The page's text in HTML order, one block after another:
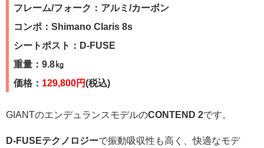
フレーム/フォーク：アルミ/カーボン
コンポ：Shimano Claris 8s
シートポスト：D-FUSE
重量：9.8㎏
価格： 129,800円(税込)
GIANTのエンデュランスモデルのCONTEND 2です。
D-FUSEテクノロジーで振動吸収性も高く、快適なモデ